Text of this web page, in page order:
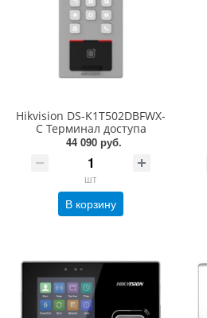
Hikvision DS-K1T502DBFWX-
C Терминал доступа
44 090 руб.
шт
В корзину